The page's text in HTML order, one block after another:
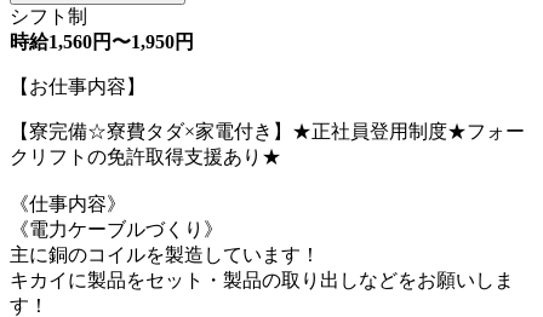
シフト制
時給1,560円〜1,950円
【お仕事内容】
【寮完備☆寮費タダ×家電付き】★正社員登用制度★フォー
クリフトの免許取得支援あり★
《仕事内容》
《電力ケーブルづくり》
主に銅のコイルを製造しています！
キカイに製品をセット・製品の取り出しなどをお願いしま
す！